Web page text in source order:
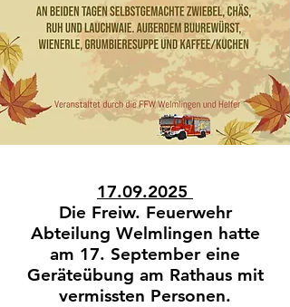
17.09.2025
Die Freiw. Feuerwehr
Abteilung Welmlingen hatte
am 17. September eine
Geräteübung am Rathaus mit
vermissten Personen.